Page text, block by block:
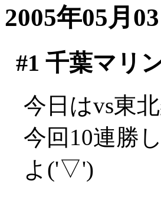
2005年05月
#1 千葉マリ
今日はvs東
今回10連勝
よ('▽')